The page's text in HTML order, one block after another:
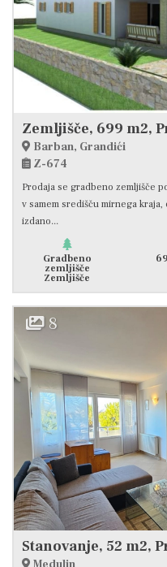
Zemljišče, 699 m2,
Barban, Grandići
Z-674
Prodaja se gradbeno zemljišče
v samem središču mirnega
izdano...
Gradbeno
zemljišče
Zemljišče
8
Stanovanje, 52 m2,